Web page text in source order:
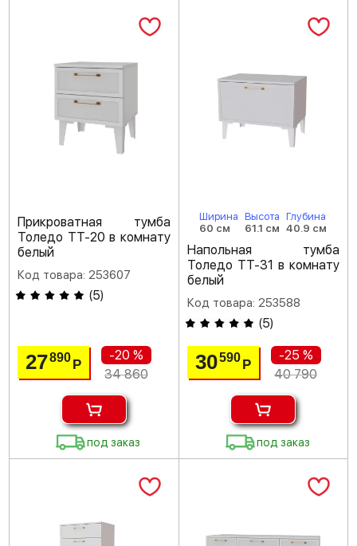
Прикроватная тумба
Толедо ТТ-20 в комнату
белый
Код товара: 253607
(5)
27890Р
-20 %
34 860
под заказ
Ширина
60 см
Высота
61.1 см
Глубина
40.9 см
Напольная тумба
Толедо ТТ-31 в комнату
белый
Код товара: 253588
(5)
30590 Р
-25 %
40 790
под заказ